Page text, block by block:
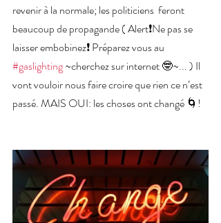
revenir à la normale; les politiciens  feront
beaucoup de propagande ( Alert❗️Ne pas se
laisser embobinez❗️ Préparez vous au
#gaslighting ~cherchez sur internet 🤓~... ) Il
vont vouloir nous faire croire que rien ce n’est
passé. MAIS OUI: les choses ont changé 🌀!